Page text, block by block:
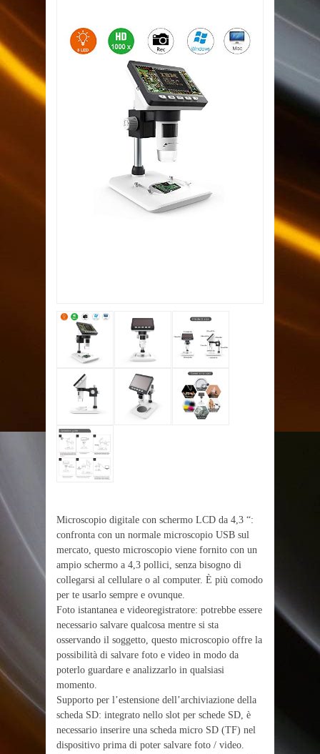
Microscopio digitale con schermo LCD da 4,3 “:
confronta con un normale microscopio USB sul
mercato, questo microscopio viene fornito con un
ampio schermo a 4,3 pollici, senza bisogno di
collegarsi al cellulare o al computer. È più comodo
per te usarlo sempre e ovunque.
Foto istantanea e videoregistratore: potrebbe essere
necessario salvare qualcosa mentre si sta
osservando il soggetto, questo microscopio offre la
possibilità di salvare foto e video in modo da
poterlo guardare e analizzarlo in qualsiasi
momento.
Supporto per l’estensione dell’archiviazione della
scheda SD: integrato nello slot per schede SD, è
necessario inserire una scheda micro SD (TF) nel
dispositivo prima di poter salvare foto / video.